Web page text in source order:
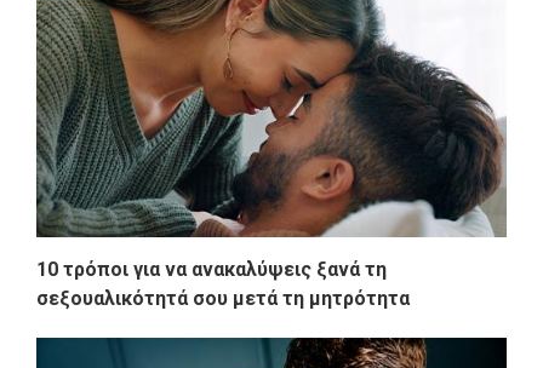
10 τρόποι για να ανακαλύψεις ξανά τη
σεξουαλικότητά σου μετά τη μητρότητα